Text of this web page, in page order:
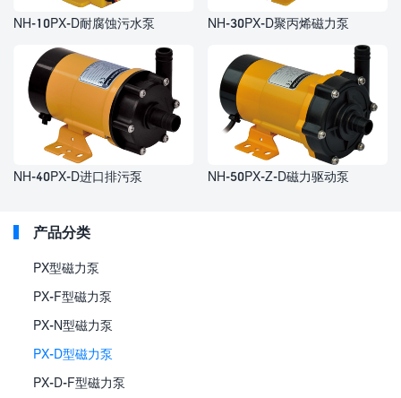
NH-10PX-D耐腐蚀污水泵 NH-30PX-D聚丙烯磁力泵
NH-40PX-D进口排污泵 NH-50PX-Z-D磁力驱动泵
产品分类
PX型磁力泵
PX-F型磁力泵
PX-N型磁力泵
PX-D型磁力泵
PX-D-F型磁力泵